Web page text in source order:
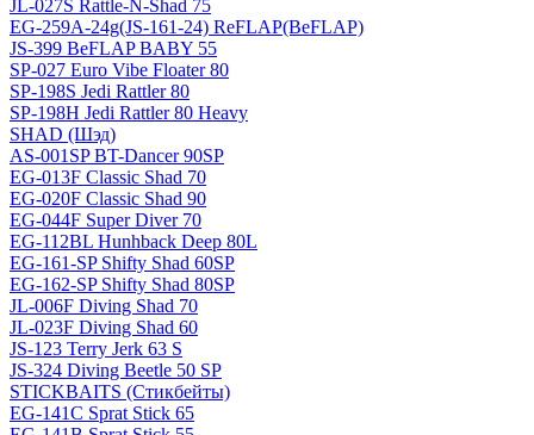
JL-027S Rattle-N-Shad 75
EG-259A-24g(JS-161-24) ReFLAP(BeFLAP)
JS-399 BeFLAP BABY 55
SP-027 Euro Vibe Floater 80
SP-198S Jedi Rattler 80
SP-198H Jedi Rattler 80 Heavy
SHAD (Шэд)
AS-001SP BT-Dancer 90SP
EG-013F Classic Shad 70
EG-020F Classic Shad 90
EG-044F Super Diver 70
EG-112BL Hunhback Deep 80L
EG-161-SP Shifty Shad 60SP
EG-162-SP Shifty Shad 80SP
JL-006F Diving Shad 70
JL-023F Diving Shad 60
JS-123 Terry Jerk 63 S
JS-324 Diving Beetle 50 SP
STICKBAITS (Стикбейты)
EG-141C Sprat Stick 65